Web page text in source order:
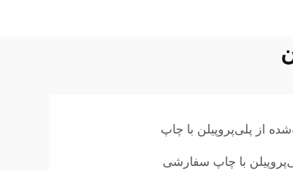
از پلی‌پروپیلن با چاپ
با چاپ سفارشی